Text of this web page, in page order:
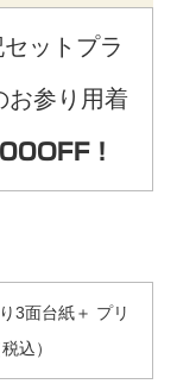
ットプラ
お参り用着
！
3面台紙＋ プリ
込）